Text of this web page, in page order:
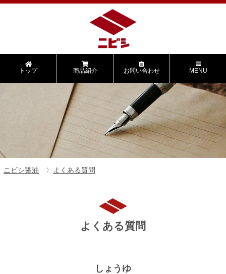
トップ 商品紹介 お問い合わせ MENU
ニビシ醤油 よくある質問
よくある質問
しょうゆ